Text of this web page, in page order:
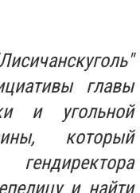
главы
и угольной
который
и найти